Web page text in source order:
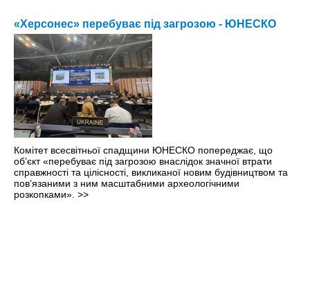
«Херсонес» перебуває під загрозою - ЮНЕСКО
Комітет всесвітньої спадщини ЮНЕСКО попереджає, що
об’єкт «перебуває під загрозою внаслідок значної втрати
справжності та цілісності, викликаної новим будівництвом та
пов’язаними з ним масштабними археологічними
розкопками». >>